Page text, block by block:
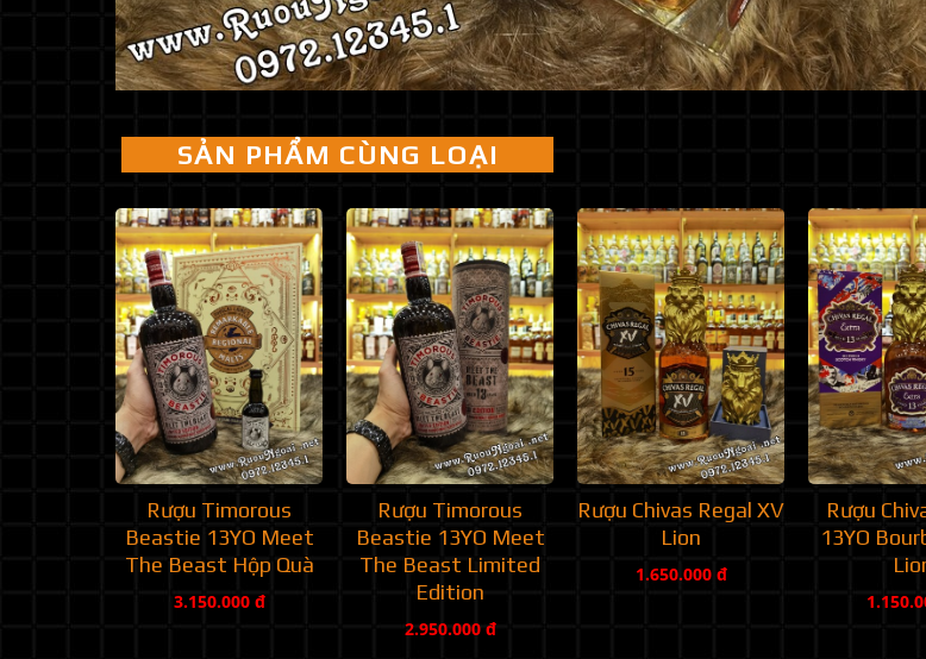
SẢN PHẨM CÙNG LOẠI
Rượu Timorous
Beastie 13YO Meet
The Beast Hộp Quà
3.150.000 đ
Rượu Timorous
Beastie 13YO Meet
The Beast Limited
Edition
2.950.000 đ
Rượu Chivas Regal XV
Lion
1.650.000 đ
Rượu
13YO